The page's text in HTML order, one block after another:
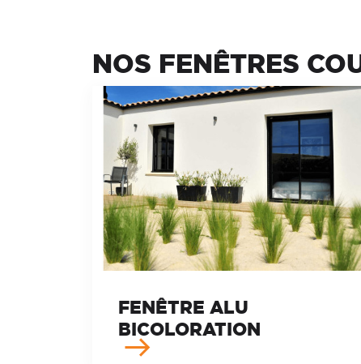
NOS FENÊTRES
FENÊTRE ALU
BICOLORATION